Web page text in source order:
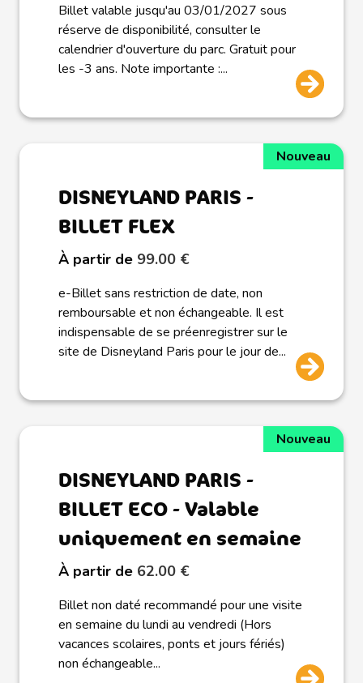
Billet valable jusqu'au 03/01/2027 sous
réserve de disponibilité, consulter le
calendrier d'ouverture du parc. Gratuit pour
les -3 ans. Note importante :...
Nouveau
DISNEYLAND PARIS -
BILLET FLEX
À partir de 99.00 €
e-Billet sans restriction de date, non
remboursable et non échangeable. Il est
indispensable de se préenregistrer sur le
site de Disneyland Paris pour le jour de...
Nouveau
DISNEYLAND PARIS -
BILLET ECO - Valable
uniquement en semaine
À partir de 62.00 €
Billet non daté recommandé pour une visite
en semaine du lundi au vendredi (Hors
vacances scolaires, ponts et jours fériés)
non échangeable...